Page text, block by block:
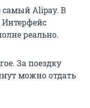
самый Alipay. В
Интерфейс
реально.
За поездку
можно отдать